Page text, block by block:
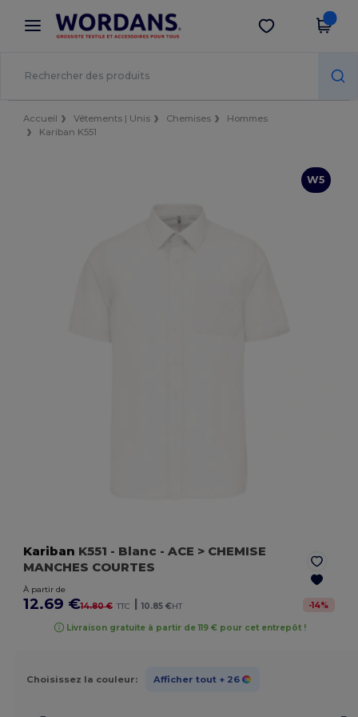
× Appli Wordans
Meilleurs prix sur l’app !
Obtenir l'appli
Accueil Vêtements | Unis Chemises
Hommes
Kariban K551
W5
Kariban K551 - Blanc - ACE > CHEMISE
MANCHES COURTES
À partir de
12.69 €14.80 € TTC | 10.85 €HT -14%
Livraison gratuite à partir de 119 € pour cet entrepôt !
Choisissez la couleur: Afficher tout + 26